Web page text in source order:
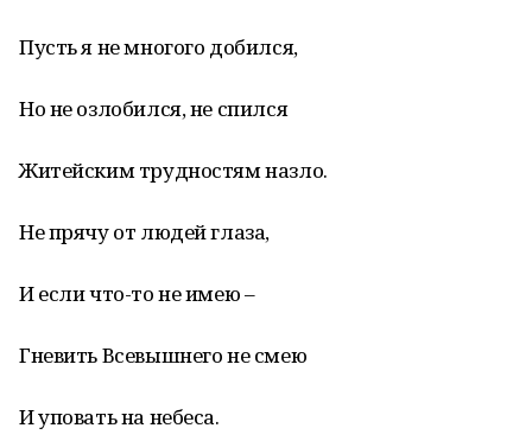
Пусть я не многого добился,
Но не озлобился, не спился
Житейским трудностям назло.
Не прячу от людей глаза,
И если что-то не имею –
Гневить Всевышнего не смею
И уповать на небеса.